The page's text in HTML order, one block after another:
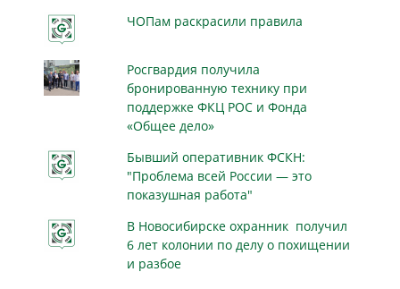
ЧОПам раскрасили правила
Росгвардия получила
бронированную технику при
поддержке ФКЦ РОС и Фонда
«Общее дело»
Бывший оперативник ФСКН:
"Проблема всей России — это
показушная работа"
В Новосибирске охранник получил
6 лет колонии по делу о похищении
и разбое